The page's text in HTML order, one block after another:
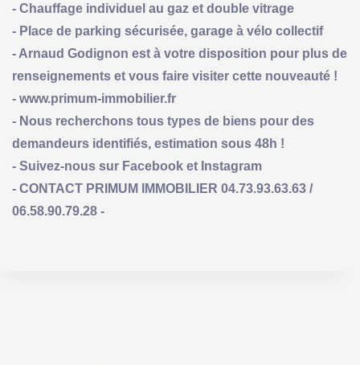
- Chauffage individuel au gaz et double vitrage
- Place de parking sécurisée, garage à vélo collectif
- Arnaud Godignon est à votre disposition pour plus de
renseignements et vous faire visiter cette nouveauté !
- www.primum-immobilier.fr
- Nous recherchons tous types de biens pour des
demandeurs identifiés, estimation sous 48h !
- Suivez-nous sur Facebook et Instagram
- CONTACT PRIMUM IMMOBILIER 04.73.93.63.63 /
06.58.90.79.28 -